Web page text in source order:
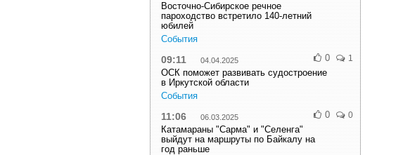
Восточно-Сибирское речное
пароходство встретило 140-летний
юбилей
События
09:11 04.04.2025
ОСК поможет развивать судостроение
в Иркутской области
События
0 1
11:06 06.03.2025
Катамараны "Сарма" и "Селенга"
выйдут на маршруты по Байкалу на
год раньше
0 0